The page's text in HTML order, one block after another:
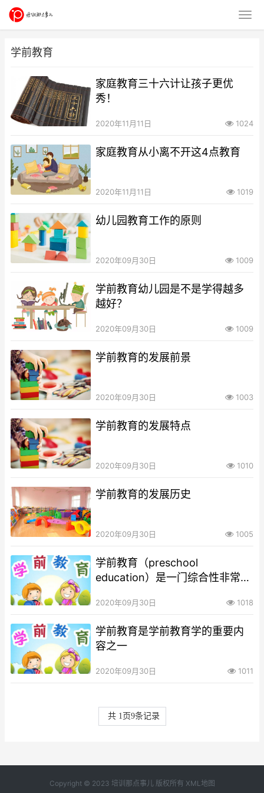
学前教育
家庭教育三十六计让孩子更优
秀！
2020年11月11日 1024
家庭教育从小离不开这4点教育
2020年11月11日 1019
幼儿园教育工作的原则
2020年09月30日 1009
学前教育幼儿园是不是学得越多
越好？
2020年09月30日 1009
学前教育的发展前景
2020年09月30日 1003
学前教育的发展特点
2020年09月30日 1010
学前教育的发展历史
2020年09月30日 1005
学前教育（preschool
education）是一门综合性非常强
2020年09月30日 1018
学前教育是学前教育学的重要内
容之一
2020年09月30日 1011
共 1 页9条记录
Copyright © 2023 培训那点事儿 版权所有 XML地图